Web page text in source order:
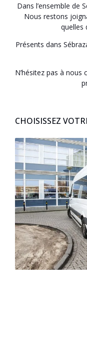
Dans l’ensemble de
Nous restons
quelles
Présents dans
N’hésitez pas à
CHOISISSEZ